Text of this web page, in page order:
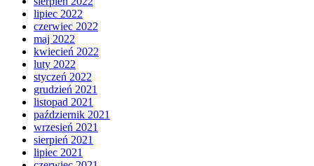
lipiec 2022
czerwiec 2022
maj 2022
kwiecień 2022
luty 2022
styczeń 2022
grudzień 2021
listopad 2021
październik 2021
wrzesień 2021
sierpień 2021
lipiec 2021